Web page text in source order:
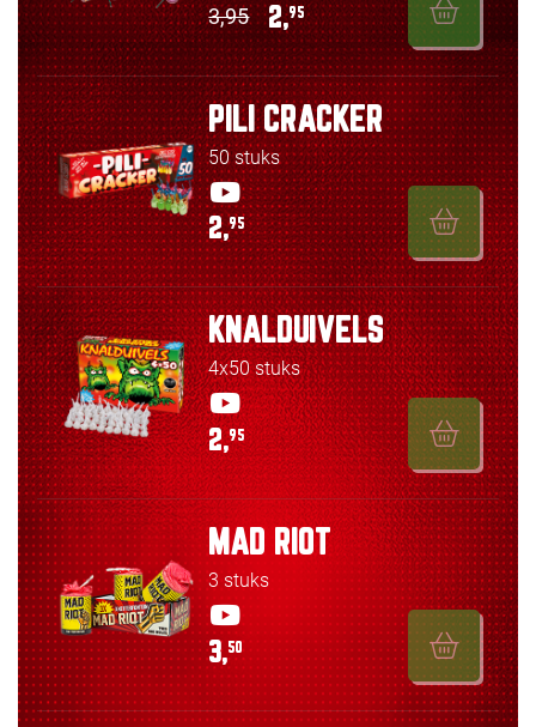
3,95 2,95
PILI CRACKER
50 stuks
2,95
KNALDUIVELS
4x50 stuks
2,95
MAD RIOT
3 stuks
3,50